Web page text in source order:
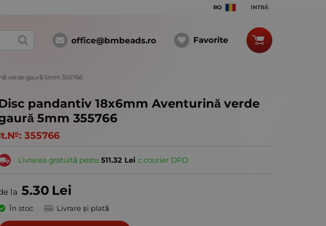
RO INTRĂ
office@bmbeads.ro Favorite
verde gaură 5mm 355766
pandantiv 18x6mm Aventurină verde
5mm 355766
355766
Livrarea gratuită peste511.32 Lei с courier DPD
5.30 Lei
În stoc Livrare și plată